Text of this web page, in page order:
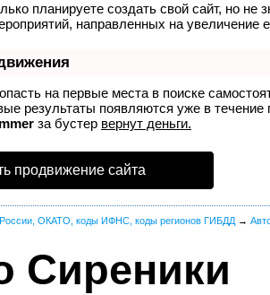
планируете создать свой сайт, но не
направленных на увеличение
на первые места в поиске
результаты появляются уже в
за бустер вернут деньги.
продвижение сайта
ОКАТО, коды ИФНС, коды регионов ГИБДД →
Сиреники